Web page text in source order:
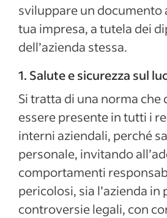
sviluppare un documento
tua impresa, a tutela dei
dell’azienda stessa.
1. Salute e sicurezza sul
Si tratta di una norma che
essere presente in tutti i
interni aziendali, perché
personale, invitando
comportamenti
pericolosi, sia l’azienda in
controversie legali, con